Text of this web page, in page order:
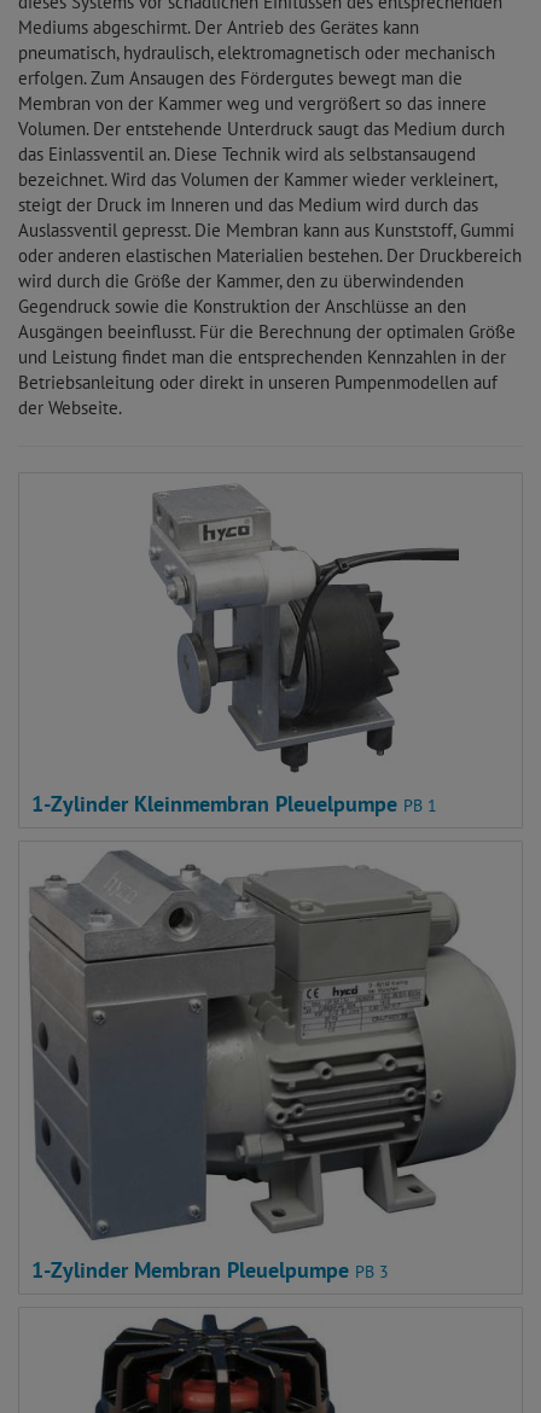
Mediums abgeschirmt. Der Antrieb des Gerätes kann
pneumatisch, hydraulisch, elektromagnetisch oder mechanisch
erfolgen. Zum Ansaugen des Fördergutes bewegt man die
Membran von der Kammer weg und vergrößert so das innere
Volumen. Der entstehende Unterdruck saugt das Medium durch
das Einlassventil an. Diese Technik wird als selbstansaugend
bezeichnet. Wird das Volumen der Kammer wieder verkleinert,
steigt der Druck im Inneren und das Medium wird durch das
Auslassventil gepresst. Die Membran kann aus Kunststoff, Gummi
oder anderen elastischen Materialien bestehen. Der Druckbereich
wird durch die Größe der Kammer, den zu überwindenden
Gegendruck sowie die Konstruktion der Anschlüsse an den
Ausgängen beeinflusst. Für die Berechnung der optimalen Größe
und Leistung findet man die entsprechenden Kennzahlen in der
Betriebsanleitung oder direkt in unseren Pumpenmodellen auf
der Webseite.
1-Zylinder Kleinmembran Pleuelpumpe PB 1
1-Zylinder Membran Pleuelpumpe PB 3